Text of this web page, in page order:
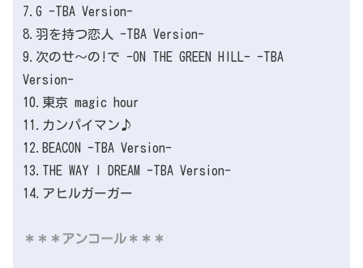
7.G -TBA Version-
8.羽を持つ恋人 -TBA Version-
9.次のせ〜の!で -ON THE GREEN HILL- -TBA
Version-
10.東京 magic hour
11.カンパイマン♪
12.BEACON -TBA Version-
13.THE WAY I DREAM -TBA Version-
14.アヒルガーガー
＊＊＊アンコール＊＊＊